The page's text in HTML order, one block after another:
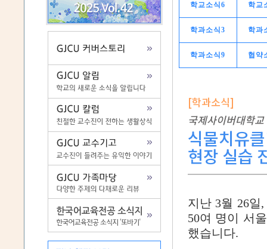
학교소식6 학교
학과소식3 학과
학과소식9 협약
[학과소식]
국제사이버대학교
식물치유
현장 실습
지난 3월 26일
50여 명이 서
했습니다.